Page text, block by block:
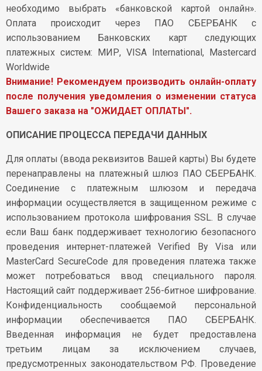
необходимо выбрать «банковской картой онлайн».
Оплата происходит через ПАО СБЕРБАНК с
использованием Банковских карт следующих
платежных систем: МИР, VISA International, Mastercard
Worldwide
Внимание! Рекомендуем производить онлайн-оплату
после получения уведомления о изменении статуса
Вашего заказа на "ОЖИДАЕТ ОПЛАТЫ".
ОПИСАНИЕ ПРОЦЕССА ПЕРЕДАЧИ ДАННЫХ
Для оплаты (ввода реквизитов Вашей карты) Вы будете
перенаправлены на платежный шлюз ПАО СБЕРБАНК.
Соединение с платежным шлюзом и передача
информации осуществляется в защищенном режиме с
использованием протокола шифрования SSL. В случае
если Ваш банк поддерживает технологию безопасного
проведения интернет-платежей Verified By Visa или
MasterCard SecureCode для проведения платежа также
может потребоваться ввод специального пароля.
Настоящий сайт поддерживает 256-битное шифрование.
Конфиденциальность сообщаемой персональной
информации обеспечивается ПАО СБЕРБАНК.
Введенная информация не будет предоставлена
третьим лицам за исключением случаев,
предусмотренных законодательством РФ. Проведение